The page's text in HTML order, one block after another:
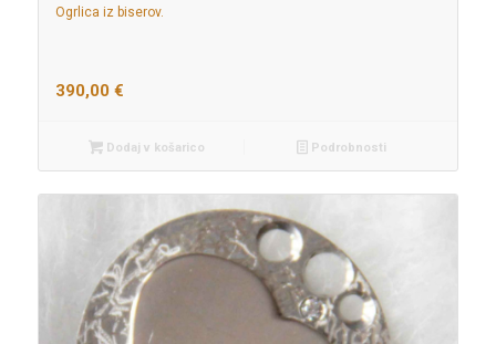
Ogrlica iz biserov.
390,00 €
Dodaj v košarico Podrobnosti